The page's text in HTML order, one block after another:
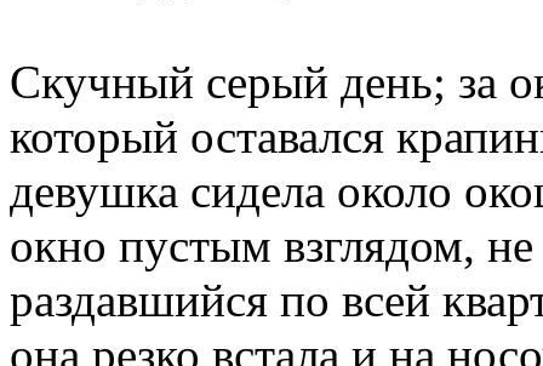
Скучный серый день; за
который оставался
девушка сидела около
окно пустым взглядом,
раздавшийся по всей
она резко встала и на